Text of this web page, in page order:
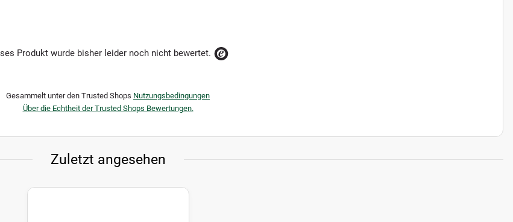
Produkt wurde bisher leider noch nicht bewertet.
Gesammelt unter den Trusted Shops Nutzungsbedingungen
Über die Echtheit der Trusted Shops Bewertungen.
Zuletzt angesehen